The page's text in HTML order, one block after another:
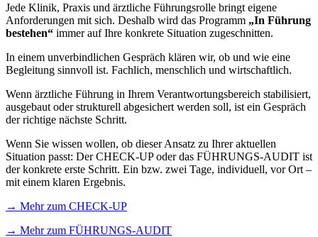
Jede Klinik, Praxis und ärztliche Führungsrolle bringt eigene
Anforderungen mit sich. Deshalb wird das Programm „In Führung
bestehen“ immer auf Ihre konkrete Situation zugeschnitten.
In einem unverbindlichen Gespräch klären wir, ob und wie eine
Begleitung sinnvoll ist. Fachlich, menschlich und wirtschaftlich.
Wenn ärztliche Führung in Ihrem Verantwortungsbereich stabilisiert,
ausgebaut oder strukturell abgesichert werden soll, ist ein Gespräch
der richtige nächste Schritt.
Wenn Sie wissen wollen, ob dieser Ansatz zu Ihrer aktuellen
Situation passt: Der CHECK-UP oder das FÜHRUNGS-AUDIT ist
der konkrete erste Schritt. Ein bzw. zwei Tage, individuell, vor Ort –
mit einem klaren Ergebnis.
→ Mehr zum CHECK-UP
→ Mehr zum FÜHRUNGS-AUDIT